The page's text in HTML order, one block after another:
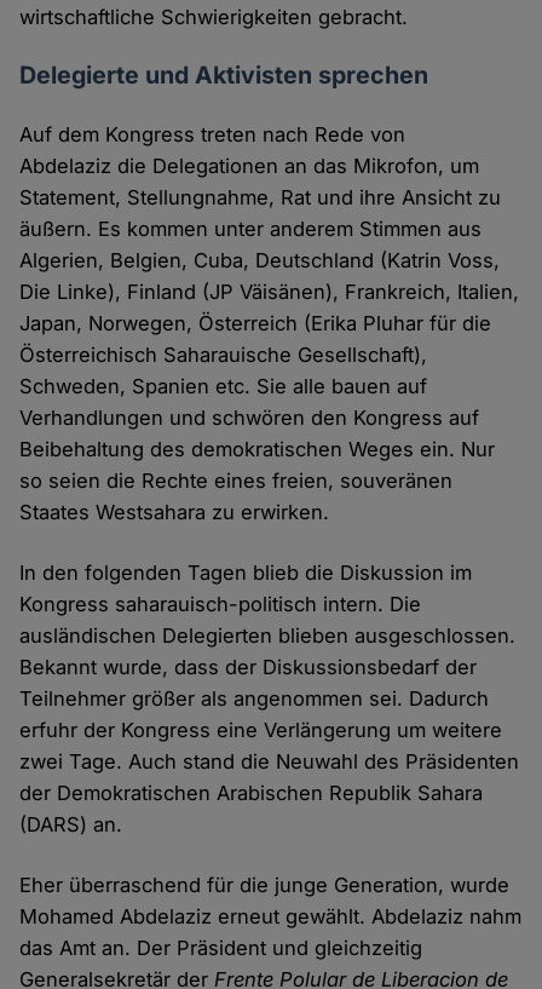
wirtschaftliche Schwierigkeiten gebracht.
Delegierte und Aktivisten sprechen
Auf dem Kongress treten nach Rede von
Abdelaziz die Delegationen an das Mikrofon, um
Statement, Stellungnahme, Rat und ihre Ansicht zu
äußern. Es kommen unter anderem Stimmen aus
Algerien, Belgien, Cuba, Deutschland (Katrin Voss,
Die Linke), Finland (JP Väisänen), Frankreich, Italien,
Japan, Norwegen, Österreich (Erika Pluhar für die
Österreichisch Saharauische Gesellschaft),
Schweden, Spanien etc. Sie alle bauen auf
Verhandlungen und schwören den Kongress auf
Beibehaltung des demokratischen Weges ein. Nur
so seien die Rechte eines freien, souveränen
Staates Westsahara zu erwirken.
In den folgenden Tagen blieb die Diskussion im
Kongress saharauisch-politisch intern. Die
ausländischen Delegierten blieben ausgeschlossen.
Bekannt wurde, dass der Diskussionsbedarf der
Teilnehmer größer als angenommen sei. Dadurch
erfuhr der Kongress eine Verlängerung um weitere
zwei Tage. Auch stand die Neuwahl des Präsidenten
der Demokratischen Arabischen Republik Sahara
(DARS) an.
Eher überraschend für die junge Generation, wurde
Mohamed Abdelaziz erneut gewählt. Abdelaziz nahm
das Amt an. Der Präsident und gleichzeitig
Generalsekretär derFrente Polular de Liberacion de